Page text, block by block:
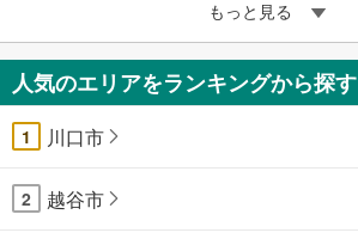
もっと見る
人気のエリアをランキングから探す
1 川口市
2 越谷市